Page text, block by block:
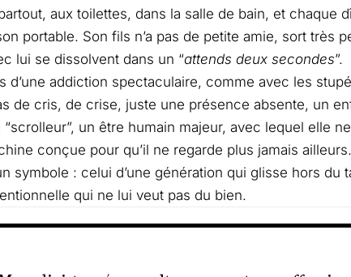
aux toilettes, dans la salle de bain, et chaque
portable. Son fils n’a pas de petite amie, sort très
lui se dissolvent dans un “attends deux secondes”.
d’une addiction spectaculaire, comme avec les
de cris, de crise, juste une présence absente, un
“scrolleur”, un être humain majeur, avec lequel elle
conçue pour qu’il ne regarde plus jamais
symbole : celui d’une génération qui glisse hors du
qui ne lui veut pas du bien.